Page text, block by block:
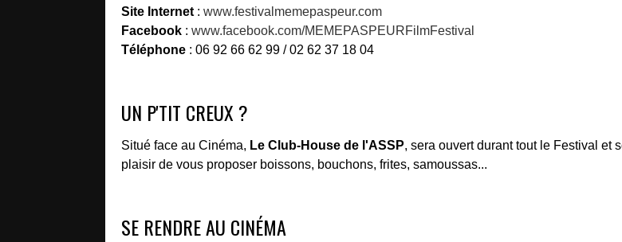
Site Internet : www.festivalmemepaspeur.com
Facebook : www.facebook.com/MEMEPASPEURFilmFestival
Téléphone : 06 92 66 62 99 / 02 62 37 18 04
UN P'TIT CREUX ?
Situé face au Cinéma, Le Club-House de l'ASSP, sera ouvert durant tout le Festival et
plaisir de vous proposer boissons, bouchons, frites, samoussas...
SE RENDRE AU CINÉMA